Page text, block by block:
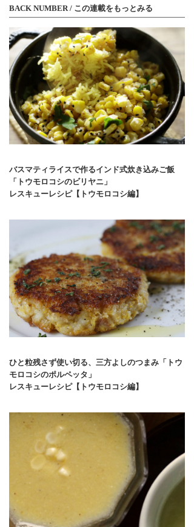
BACK NUMBER / この連載をもっとみる
バスマティライスで作るインド式炊き込みご飯
「トウモロコシのビリヤニ」
レスキューレシピ【トウモロコシ編】
ひと粒残さず使い切る、三方よしのつまみ「トウ
モロコシのポルペッタ」
レスキューレシピ【トウモロコシ編】